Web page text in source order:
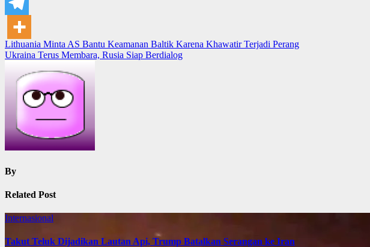
Post
navigation
Lithuania Minta AS Bantu Keamanan Baltik Karena Khawatir Terjadi Perang
Ukraina Terus Membara, Rusia Siap Berdialog
By
Related Post
Internasional
Takut Teluk Dijadikan Lautan Api, Trump Batalkan Serangan ke Iran